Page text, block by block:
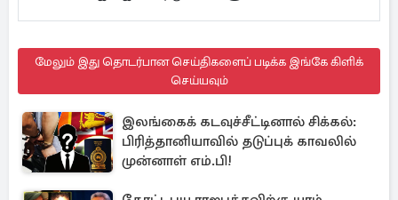
மேலும் இது தொடர்பான செய்திகளைப் படிக்க இங்கே கிளிக்
செய்யவும்
இலங்கைக் கடவுச்சீட்டினால் சிக்கல்:
பிரித்தானியாவில் தடுப்புக் காவலில்
முன்னாள் எம்.பி!